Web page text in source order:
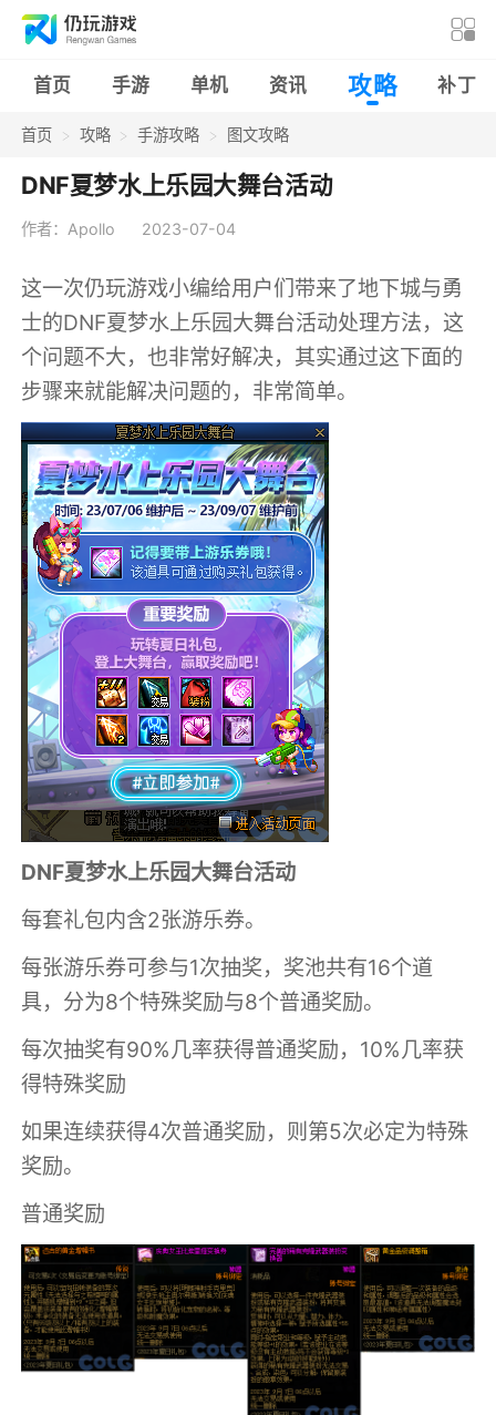
首页 手游 单机 资讯 攻略 补丁
首页 攻略 手游攻略 图文攻略
DNF夏梦水上乐园大舞台活动
作者：Apollo 2023-07-04
这一次仍玩游戏小编给用户们带来了地下城与勇
士的DNF夏梦水上乐园大舞台活动处理方法，这
个问题不大，也非常好解决，其实通过这下面的
步骤来就能解决问题的，非常简单。
DNF夏梦水上乐园大舞台活动
每套礼包内含2张游乐券。
每张游乐券可参与1次抽奖，奖池共有16个道
具，分为8个特殊奖励与8个普通奖励。
每次抽奖有90%几率获得普通奖励，10%几率获
得特殊奖励
如果连续获得4次普通奖励，则第5次必定为特殊
奖励。
普通奖励